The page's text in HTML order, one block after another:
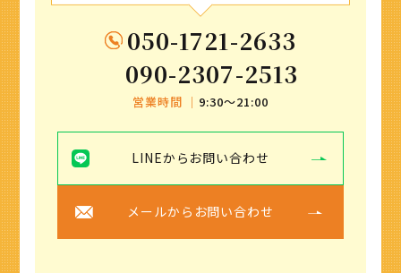
050-1721-2633
090-2307-2513
営業時間 ｜ 9:30〜21:00
LINEからお問い合わせ
メールからお問い合わせ